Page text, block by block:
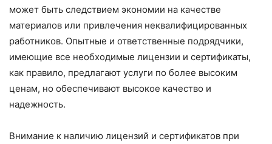
может быть следствием экономии на качестве
материалов или привлечения неквалифицированных
работников. Опытные и ответственные подрядчики,
имеющие все необходимые лицензии и сертификаты,
как правило, предлагают услуги по более высоким
ценам, но обеспечивают высокое качество и
надежность.
Внимание к наличию лицензий и сертификатов при